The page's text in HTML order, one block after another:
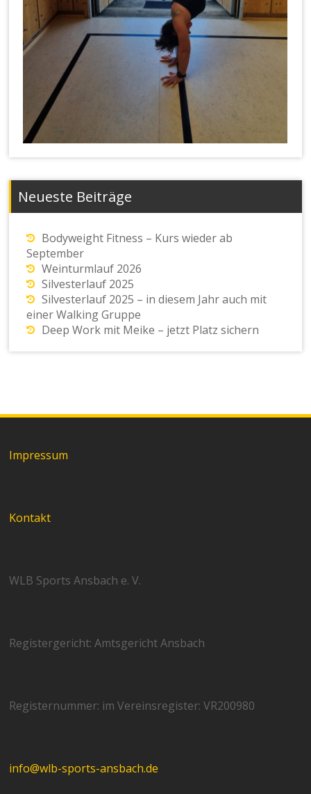
Neueste Beiträge
Bodyweight Fitness – Kurs wieder ab
September
Weinturmlauf 2026
Silvesterlauf 2025
Silvesterlauf 2025 – in diesem Jahr auch mit
einer Walking Gruppe
Deep Work mit Meike – jetzt Platz sichern
Impressum
Kontakt
WLB Sports Ansbach e. V.
Registergericht: Amtsgericht Ansbach
Registernummer: im Vereinsregister: VR200980
info@wlb-sports-ansbach.de